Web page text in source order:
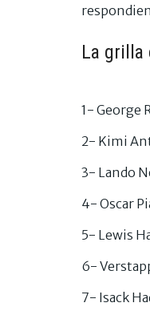
La grilla
1- George
2- Kimi
3- Lando
4- Oscar
5- Lewis
6-
7- Isack